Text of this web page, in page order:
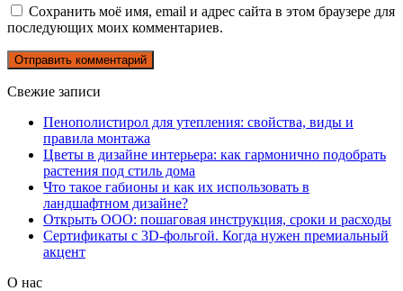
Сохранить моё имя, email и адрес сайта в этом браузере для
последующих моих комментариев.
Свежие записи
Пенополистирол для утепления: свойства, виды и
правила монтажа
Цветы в дизайне интерьера: как гармонично подобрать
растения под стиль дома
Что такое габионы и как их использовать в
ландшафтном дизайне?
Открыть ООО: пошаговая инструкция, сроки и расходы
Сертификаты с 3D-фольгой. Когда нужен премиальный
акцент
О нас